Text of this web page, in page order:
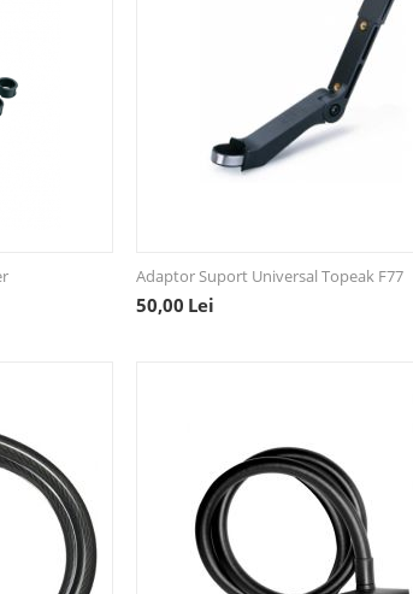
Adaptor Suport Universal Topeak F77
50,00 Lei